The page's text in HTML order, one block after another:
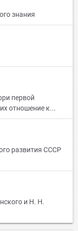
знания
первой
отношение к...
развития СССР
и Н. Н.